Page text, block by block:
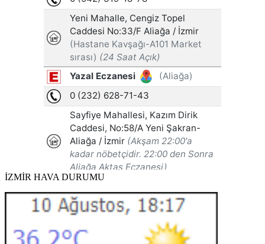
İZMİR HAVA DURUMU